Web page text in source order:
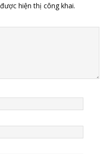
hiện thị công khai.